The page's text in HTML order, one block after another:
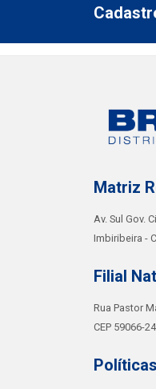
Matriz
Av. Sul Gov.
Imbiribeira -
Filial
Rua Pastor
CEP 59066-